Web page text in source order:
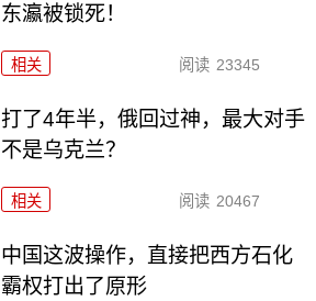
东瀛被锁死！
相关 阅读 23345
打了4年半，俄回过神，最大对手
不是乌克兰？
相关 阅读 20467
中国这波操作，直接把西方石化
霸权打出了原形